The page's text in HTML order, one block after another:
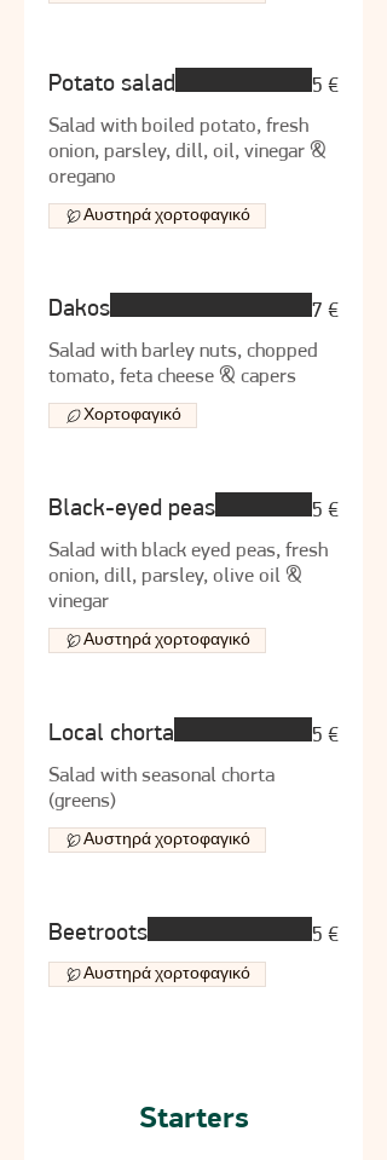
Potato salad
Salad with boiled potato, fresh
onion, parsley, dill, oil, vinegar &
oregano
5 €
Αυστηρά χορτοφαγικό
Dakos
Salad with barley nuts, chopped
tomato, feta cheese & capers
7 €
Χορτοφαγικό
Black-eyed peas
Salad with black eyed peas, fresh
onion, dill, parsley, olive oil &
vinegar
5 €
Αυστηρά χορτοφαγικό
Local chorta
Salad with seasonal chorta
(greens)
5 €
Αυστηρά χορτοφαγικό
Beetroots 5 €
Αυστηρά χορτοφαγικό
Starters